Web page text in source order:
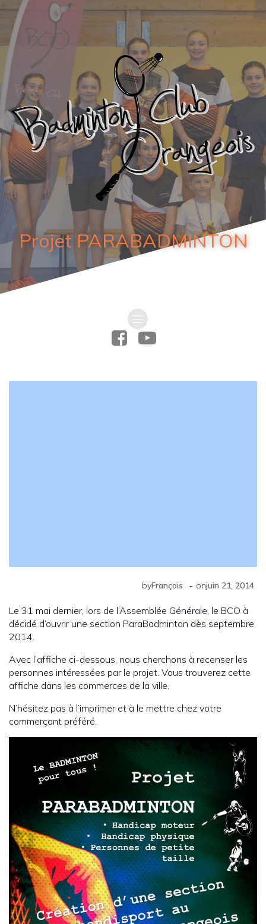
Projet PARABADMINTON
byFrançois - onjuin 21, 2014
Le 31 mai dernier, lors de l’Assemblée Générale, le BCO à
décidé d’ouvrir une section ParaBadminton dès septembre
2014.
Avec l’affiche ci-dessous, nous cherchons à recenser les
personnes intéressées par le projet. Vous trouverez cette
affiche dans les commerces de la ville.
N’hésitez pas à l’imprimer et à le mettre chez votre
commerçant préféré.